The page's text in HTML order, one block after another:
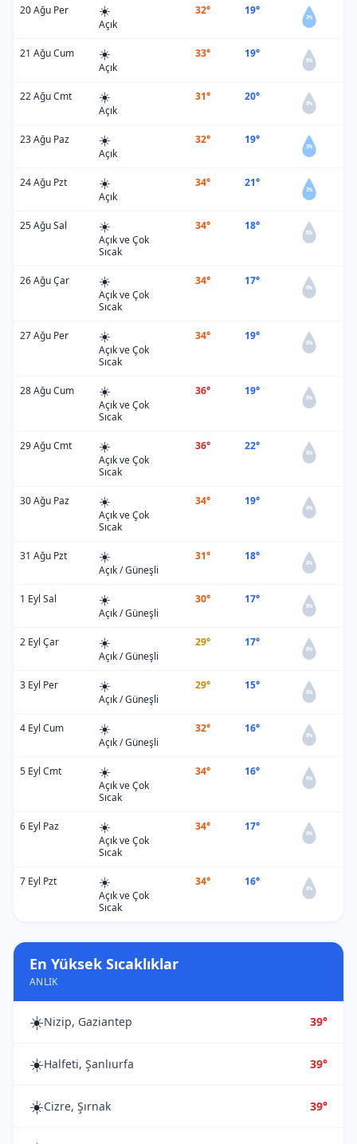
20 Ağu Per ☀️
Açık
32° 19°
2%
21 Ağu Cum ☀️
Açık
33° 19°
0%
22 Ağu Cmt ☀️
Açık
31° 20°
0%
23 Ağu Paz ☀️
Açık
32° 19°
3%
24 Ağu Pzt ☀️
Açık
34° 21°
2%
25 Ağu Sal ☀️
Açık ve Çok
Sıcak
34° 18°
0%
26 Ağu Çar ☀️
Açık ve Çok
Sıcak
34° 17°
0%
27 Ağu Per ☀️
Açık ve Çok
Sıcak
34° 19°
0%
28 Ağu Cum ☀️
Açık ve Çok
Sıcak
36° 19°
0%
29 Ağu Cmt ☀️
Açık ve Çok
Sıcak
36° 22°
0%
30 Ağu Paz ☀️
Açık ve Çok
Sıcak
34° 19°
0%
31 Ağu Pzt ☀️
Açık / Güneşli
31° 18°
0%
1 Eyl Sal ☀️
Açık / Güneşli
30° 17°
0%
2 Eyl Çar ☀️
Açık / Güneşli
29° 17°
0%
3 Eyl Per ☀️
Açık / Güneşli
29° 15°
0%
4 Eyl Cum ☀️
Açık / Güneşli
32° 16°
0%
5 Eyl Cmt ☀️
Açık ve Çok
Sıcak
34° 16°
0%
6 Eyl Paz ☀️
Açık ve Çok
Sıcak
34° 17°
0%
7 Eyl Pzt ☀️
Açık ve Çok
Sıcak
34° 16°
0%
En Yüksek Sıcaklıklar
ANLIK
☀️Nizip, Gaziantep 39°
☀️Halfeti, Şanlıurfa 39°
☀️Cizre, Şırnak 39°